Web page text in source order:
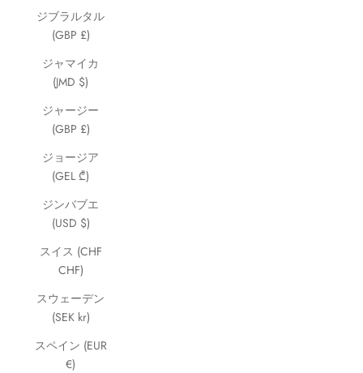
ジブラルタル
(GBP £)
ジャマイカ
(JMD $)
ジャージー
(GBP £)
ジョージア
(GEL ₾)
ジンバブエ
(USD $)
スイス (CHF
CHF)
スウェーデン
(SEK kr)
スペイン (EUR
€)